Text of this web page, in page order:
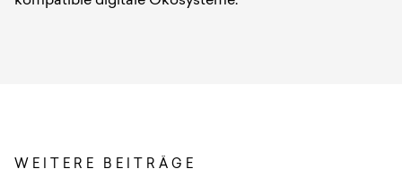
WEITERE BEITRÄGE